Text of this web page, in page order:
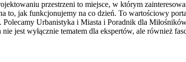
przestrzeni to miejsce, w którym
to, jak funkcjonujemy na co dzień. To wartościowy
Polecamy Urbanistyka i Miasta i Poradnik dla
jest wyłącznie tematem dla ekspertów, ale również